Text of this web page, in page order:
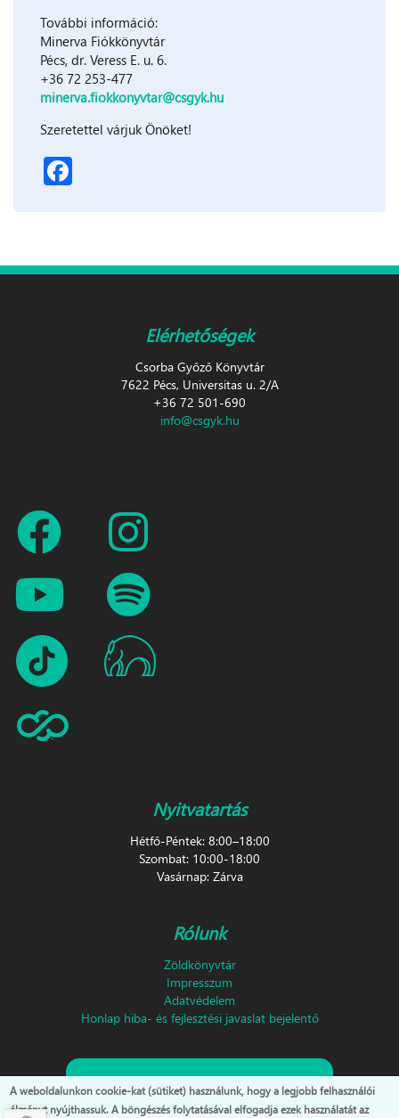
További információ:
Minerva Fiókkönyvtár
Pécs, dr. Veress E. u. 6.
+36 72 253-477
minerva.fiokkonyvtar@csgyk.hu
Szeretettel várjuk Önöket!
Elérhetőségek
Csorba Győző Könyvtár
7622 Pécs, Universitas u. 2/A
+36 72 501-690
info@csgyk.hu
Nyitvatartás
Hétfő-Péntek: 8:00–18:00
Szombat: 10:00-18:00
Vasárnap: Zárva
Rólunk
Zöldkönyvtár
Impresszum
Adatvédelem
Honlap hiba- és fejlesztési javaslat bejelentő
Feliratkozás hírlevélre!
A weboldalunkon cookie-kat (sütiket) használunk, hogy a legjobb felhasználói
élményt nyújthassuk. A böngészés folytatásával elfogadja ezek használatát az